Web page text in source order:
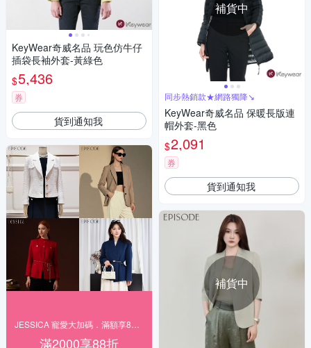
KeyWear奇威名品 玩色仿牛仔
插袋長袖外套-黃綠色
$5,436
券
貨到通知我
滿2000享88折
補貨中
同步熱銷款★網路獨降↘
KeyWear奇威名品 保暖長版連
帽外套-黑色
$2,091
券
貨到通知我
補貨中